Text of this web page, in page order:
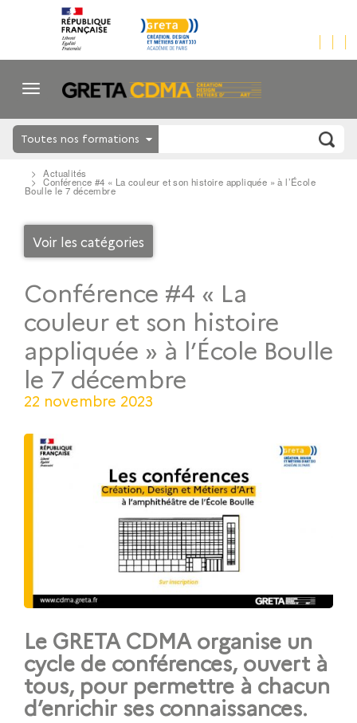
Toutes nos formations
Actualités
Conférence #4 « La couleur et son histoire appliquée » à l’École
Boulle le 7 décembre
Voir les catégories
Conférence #4 « La
couleur et son histoire
appliquée » à l’École Boulle
le 7 décembre
22 novembre 2023
Le GRETA CDMA organise un
cycle de conférences, ouvert à
tous, pour permettre à chacun
d’enrichir ses connaissances.